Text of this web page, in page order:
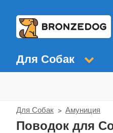
Для Собак
Для Собак Амуниция
Поводок для